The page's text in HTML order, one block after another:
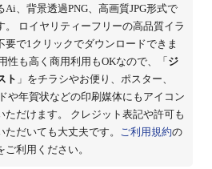
、背景透過PNG、高画質JPG形式で
。 ロイヤリティーフリーの高品質イラ
要で1クリックでダウンロードできま
性も高く商用利用もOKなので、「 ジ
ト 」をチラシやお便り、ポスター、
や年賀状などの印刷媒体にもアイコン
ただけます。 クレジット表記や許可も
だいても大丈夫です。 ご利用規約の
利用ください。